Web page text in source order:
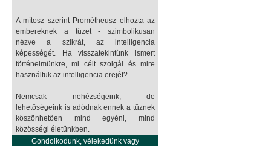
A mítosz szerint Prométheusz elhozta az
embereknek a tüzet - szimbolikusan
nézve a szikrát, az intelligencia
képességét. Ha visszatekintünk ismert
történelmünkre, mi célt szolgál és mire
használtuk az intelligencia erejét?
Nemcsak nehézségeink, de
lehetőségeink is adódnak ennek a tűznek
köszönhetően mind egyéni, mind
közösségi életünkben.
Gondolkodunk, vélekedünk vagy